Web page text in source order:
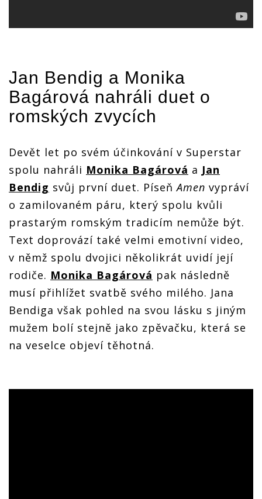
Jan Bendig a Monika
Bagárová nahráli duet o
romských zvycích
Devět let po svém účinkování v Superstar
spolu nahráli Monika Bagárová a Jan
Bendig svůj první duet. PíseňAmen vypráví
o zamilovaném páru, který spolu kvůli
prastarým romským tradicím nemůže být.
Text doprovází také velmi emotivní video,
v němž spolu dvojici několikrát uvidí její
rodiče. Monika Bagárová pak následně
musí přihlížet svatbě svého milého. Jana
Bendiga však pohled na svou lásku s jiným
mužem bolí stejně jako zpěvačku, která se
na veselce objeví těhotná.